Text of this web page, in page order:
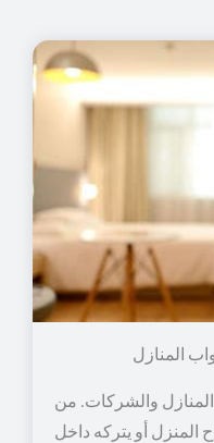
المنازل
والشركات. من
أو يتركه داخل